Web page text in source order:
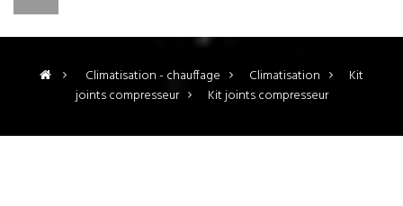
> Climatisation - chauffage > Climatisation >
Kit
joints compresseur > Kit joints compresseur